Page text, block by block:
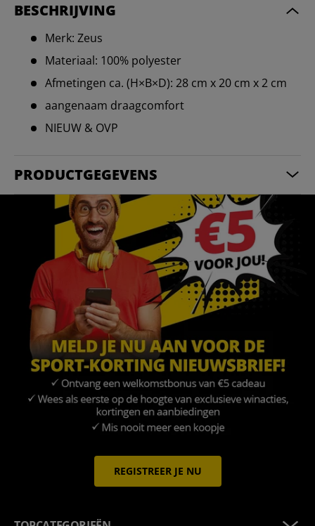
BESCHRIJVING
Merk: Zeus
Materiaal: 100% polyester
Afmetingen ca. (H×B×D): 28 cm x 20 cm x 2 cm
aangenaam draagcomfort
NIEUW & OVP
PRODUCTGEGEVENS
REGISTREER JE NU